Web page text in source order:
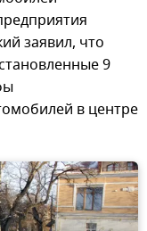
заявил, что
9
в центре